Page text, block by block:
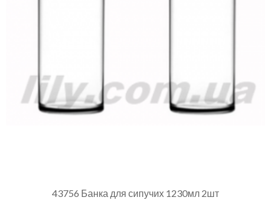
43756 Банка для сипучих 1230мл 2шт